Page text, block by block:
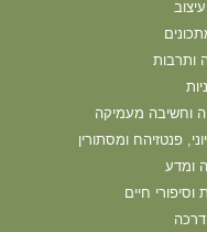
ותרבות
וחשיבה מעמיקה
פנטזיהח ומסתורין
ומדע
וסיפורי חיים